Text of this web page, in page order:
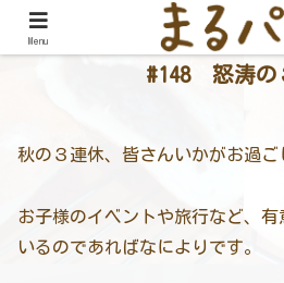
#148 怒涛の
秋の３連休、皆さんいかがお過ご
お子様のイベントや旅行など、
いるのであればなによりです。
Menu